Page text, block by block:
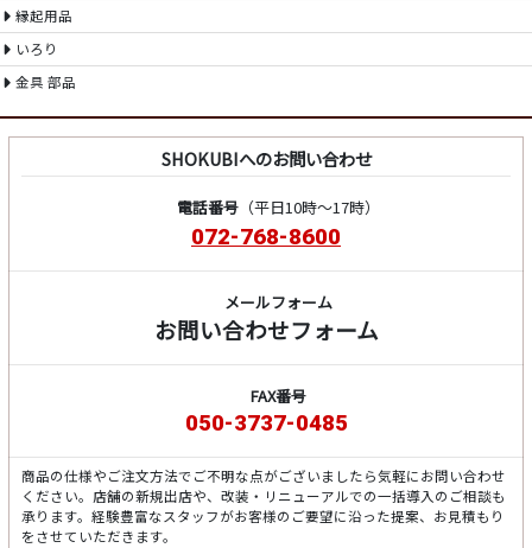
縁起用品
いろり
金具 部品
SHOKUBIへのお問い合わせ
電話番号（平日10時～17時）
072-768-8600
メールフォーム
お問い合わせフォーム
FAX番号
050-3737-0485
商品の仕様やご注文方法でご不明な点がございましたら気軽にお問い合わせ
ください。店舗の新規出店や、改装・リニューアルでの一括導入のご相談も
承ります。経験豊富なスタッフがお客様のご要望に沿った提案、お見積もり
をさせていただきます。